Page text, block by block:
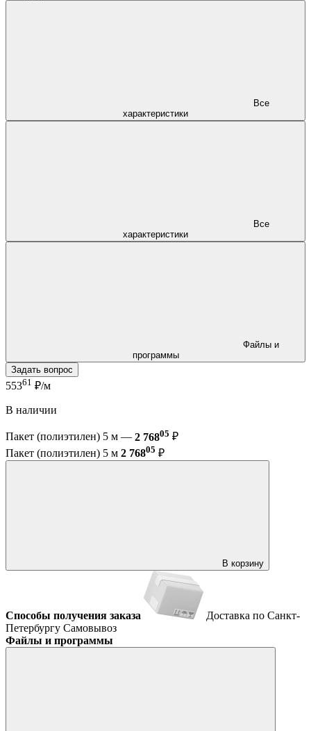
характеристики
характеристики
программы
Задать вопрос
55361 ₽/м
В наличии
Пакет (полиэтилен) 5 м — 2 76805 ₽
Пакет (полиэтилен) 5 м 2 76805 ₽
В корзину
Способы получения заказа
Доставка по Санкт-
Петербургу Самовывоз
Файлы и программы